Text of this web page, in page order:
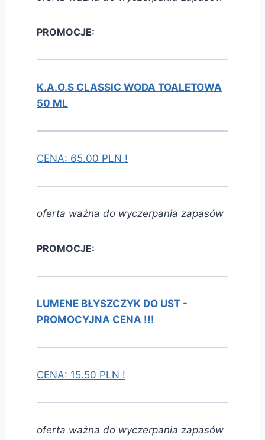
PROMOCJE:
K.A.O.S CLASSIC WODA TOALETOWA
50 ML
CENA: 65.00 PLN !
oferta ważna do wyczerpania zapasów
PROMOCJE:
LUMENE BŁYSZCZYK DO UST -
PROMOCYJNA CENA !!!
CENA: 15.50 PLN !
oferta ważna do wyczerpania zapasów